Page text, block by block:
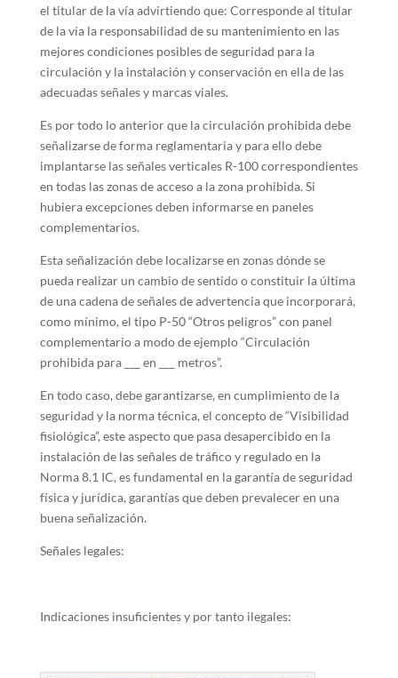
el titular de la vía advirtiendo que: Corresponde al titular
de la vía la responsabilidad de su mantenimiento en las
mejores condiciones posibles de seguridad para la
circulación y la instalación y conservación en ella de las
adecuadas señales y marcas viales.
Es por todo lo anterior que la circulación prohibida debe
señalizarse de forma reglamentaria y para ello debe
implantarse las señales verticales R-100 correspondientes
en todas las zonas de acceso a la zona prohibida. Si
hubiera excepciones deben informarse en paneles
complementarios.
Esta señalización debe localizarse en zonas dónde se
pueda realizar un cambio de sentido o constituir la última
de una cadena de señales de advertencia que incorporará,
como mínimo, el tipo P-50 “Otros peligros” con panel
complementario a modo de ejemplo “Circulación
prohibida para ___ en ___ metros”.
En todo caso, debe garantizarse, en cumplimiento de la
seguridad y la norma técnica, el concepto de “Visibilidad
fisiológica”, este aspecto que pasa desapercibido en la
instalación de las señales de tráfico y regulado en la
Norma 8.1 IC, es fundamental en la garantía de seguridad
física y jurídica, garantías que deben prevalecer en una
buena señalización.
Señales legales:
Indicaciones insuficientes y por tanto ilegales: